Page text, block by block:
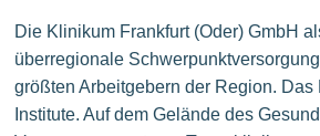
Die Klinikum Frankfurt (Oder) GmbH
überregionale
größten Arbeitgebern der Region.
Institute. Auf dem Gelände des